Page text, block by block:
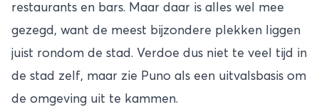
restaurants en bars. Maar daar is alles wel mee
gezegd, want de meest bijzondere plekken liggen
juist rondom de stad. Verdoe dus niet te veel tijd in
de stad zelf, maar zie Puno als een uitvalsbasis om
de omgeving uit te kammen.